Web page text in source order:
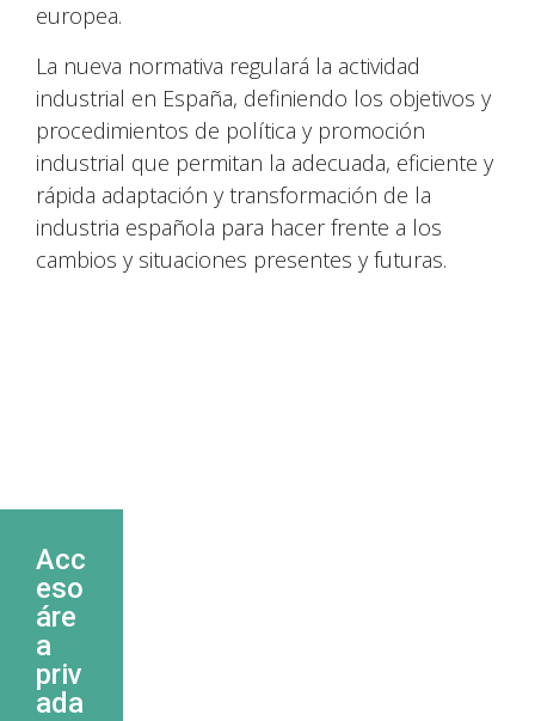
europea.
La nueva normativa regulará la actividad
industrial en España, definiendo los objetivos y
procedimientos de política y promoción
industrial que permitan la adecuada, eficiente y
rápida adaptación y transformación de la
industria española para hacer frente a los
cambios y situaciones presentes y futuras.
Acc
eso
áre
a
priv
ada